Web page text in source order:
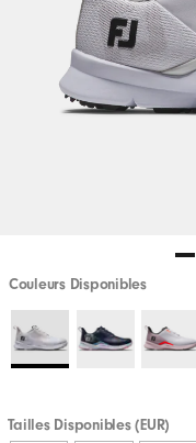
Couleurs Disponibles
Tailles Disponibles (EUR)